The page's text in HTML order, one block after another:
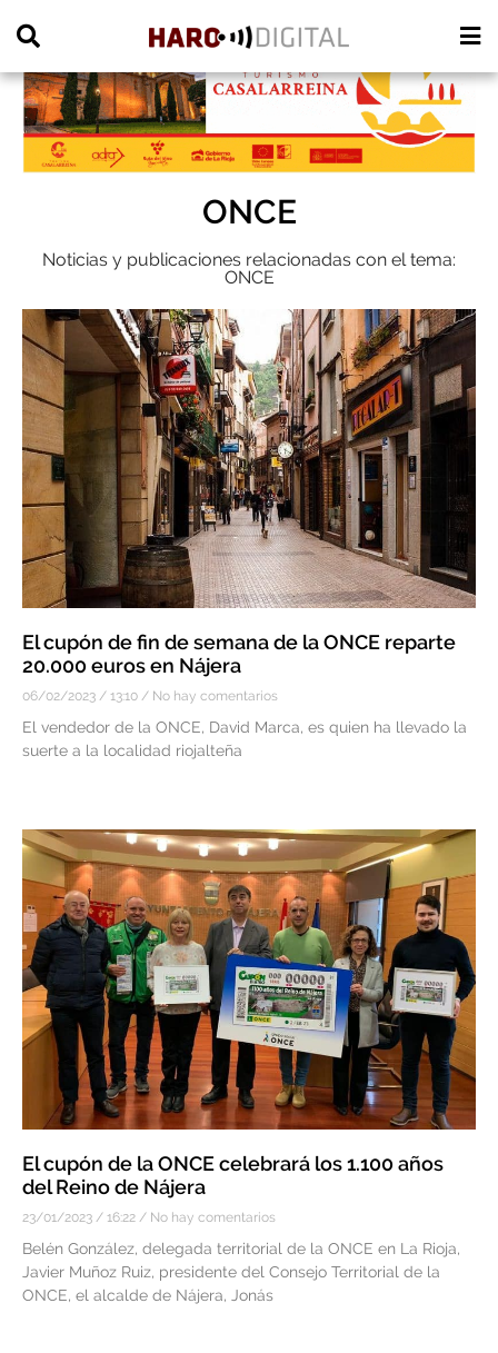
ONCE
Noticias y publicaciones relacionadas con el tema:
ONCE
El cupón de fin de semana de la ONCE reparte
20.000 euros en Nájera
06/02/2023 13:10 No hay comentarios
El vendedor de la ONCE, David Marca, es quien ha llevado la
suerte a la localidad riojalteña
El cupón de la ONCE celebrará los 1.100 años
del Reino de Nájera
23/01/2023 16:22 No hay comentarios
Belén González, delegada territorial de la ONCE en La Rioja,
Javier Muñoz Ruiz, presidente del Consejo Territorial de la
ONCE, el alcalde de Nájera, Jonás